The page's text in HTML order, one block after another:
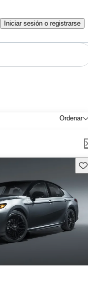
Iniciar sesión o registrarse
Ordenar